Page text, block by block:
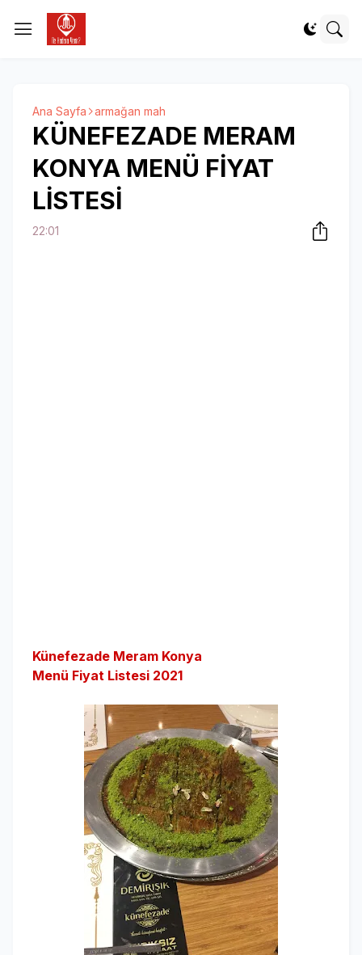
Ana Sayfa armağan mah
KÜNEFEZADE MERAM
KONYA MENÜ FİYAT
LİSTESİ
22:01
Künefezade Meram Konya
Menü Fiyat Listesi 2021